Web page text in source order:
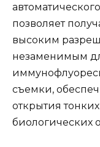
позволяет
высоким
незаменимым
съемки,
открытия
биологических